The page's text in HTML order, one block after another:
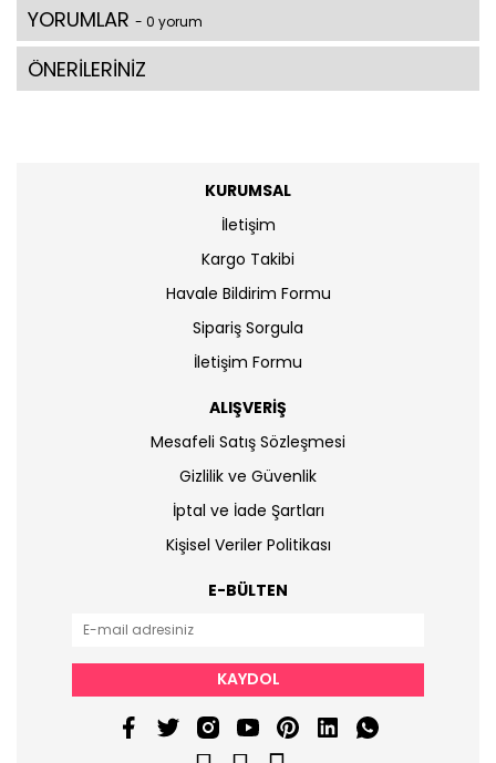
YORUMLAR - 0 yorum
ÖNERİLERİNİZ
KURUMSAL
İletişim
Kargo Takibi
Havale Bildirim Formu
Sipariş Sorgula
İletişim Formu
ALIŞVERİŞ
Mesafeli Satış Sözleşmesi
Gizlilik ve Güvenlik
İptal ve İade Şartları
Kişisel Veriler Politikası
E-BÜLTEN
KAYDOL